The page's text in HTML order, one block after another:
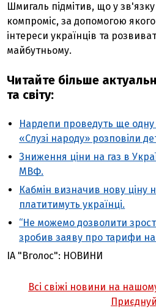
Шмигаль підмітив, що у
компроміс, за допомогою
інтереси українців та
майбутньому.
Читайте більше
та світу:
Нардепи проведуть ще одну
«Слузі народу» розповіли
Зниження ціни на газ в
МВФ.
Кабмін визначив нову ціну
платитимуть українці.
“Не можемо дозволити
зробив заяву про тарифи на
ІА "Вголос": НОВИНИ
Всі свіжі новини на